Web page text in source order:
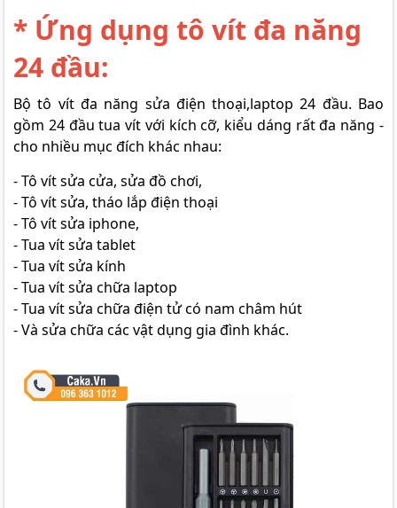
* Ứng dụng tô vít đa năng
24 đầu:
Bộ tô vít đa năng sửa điện thoại,laptop 24 đầu. Bao
gồm 24 đầu tua vít với kích cỡ, kiểu dáng rất đa năng -
cho nhiều mục đích khác nhau:
- Tô vít sửa cửa, sửa đồ chơi,
- Tô vít sửa, tháo lắp điện thoại
- Tô vít sửa iphone,
- Tua vít sửa tablet
- Tua vít sửa kính
- Tua vít sửa chữa laptop
- Tua vít sửa chữa điện tử có nam châm hút
- Và sửa chữa các vật dụng gia đình khác.